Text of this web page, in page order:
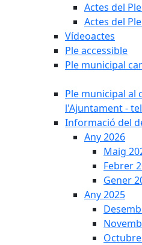
Actes del
Actes del
Vídeoactes
Ple accessible
Ple municipal
Ple municipal al
l'Ajuntament -
Informació del
Any 2026
Maig
Febrer
Gener
Any 2025